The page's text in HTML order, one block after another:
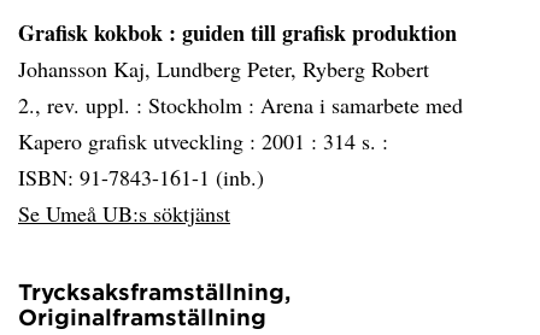
Grafisk kokbok : guiden till grafisk produktion
Johansson Kaj, Lundberg Peter, Ryberg Robert
2., rev. uppl. : Stockholm : Arena i samarbete med
Kapero grafisk utveckling : 2001 : 314 s. :
ISBN: 91-7843-161-1 (inb.)
Se Umeå UB:s söktjänst
Trycksaksframställning,
Originalframställning